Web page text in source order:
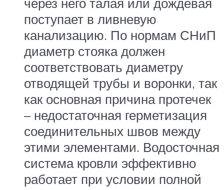
поступает в ливневую
канализацию. По нормам СНиП
диаметр стояка должен
соответствовать диаметру
отводящей трубы и воронки, так
как основная причина протечек
– недостаточная герметизация
соединительных швов между
этими элементами. Водосточная
система кровли эффективно
работает при условии полной